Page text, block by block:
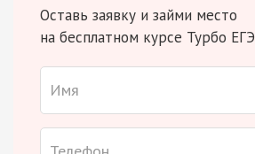
Оставь заявку и займи место
на бесплатном курсе Турбо ЕГЭ